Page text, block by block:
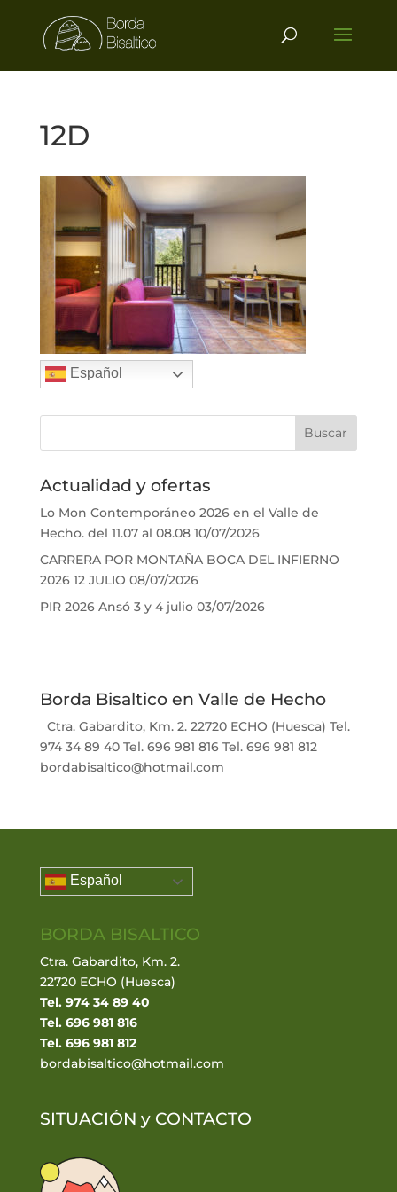
12D
Español
Actualidad y ofertas
Lo Mon Contemporáneo 2026 en el Valle de
Hecho. del 11.07 al 08.08 10/07/2026
CARRERA POR MONTAÑA BOCA DEL INFIERNO
2026 12 JULIO 08/07/2026
PIR 2026 Ansó 3 y 4 julio 03/07/2026
Borda Bisaltico en Valle de Hecho
Ctra. Gabardito, Km. 2. 22720 ECHO (Huesca) Tel.
974 34 89 40 Tel. 696 981 816 Tel. 696 981 812
bordabisaltico@hotmail.com
Español
BORDA BISALTICO
Ctra. Gabardito, Km. 2.
22720 ECHO (Huesca)
Tel. 974 34 89 40
Tel. 696 981 816
Tel. 696 981 812
bordabisaltico@hotmail.com
SITUACIÓN y CONTACTO